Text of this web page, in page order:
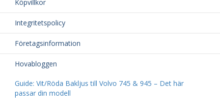
Köpvillkor
Integritetspolicy
Företagsinformation
Hovabloggen
Guide: Vit/Röda Bakljus till Volvo 745 & 945 – Det här
passar din modell